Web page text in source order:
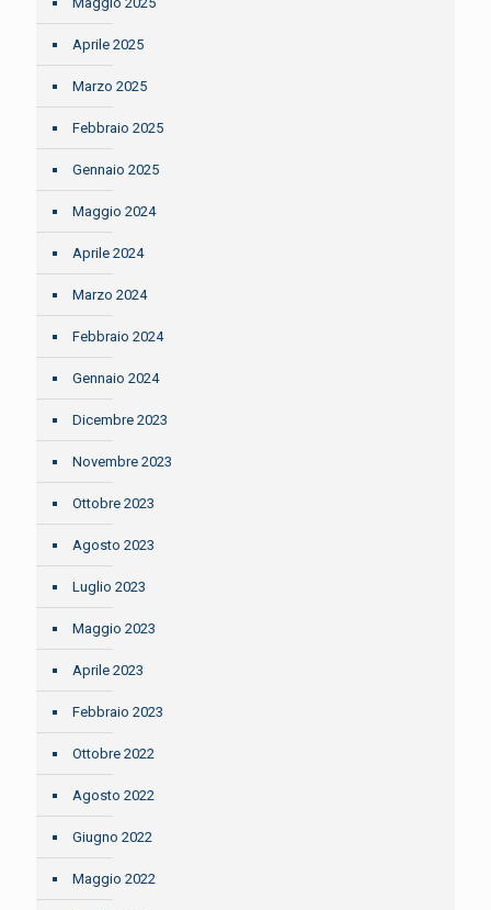
Aprile 2025
Marzo 2025
Febbraio 2025
Gennaio 2025
Maggio 2024
Aprile 2024
Marzo 2024
Febbraio 2024
Gennaio 2024
Dicembre 2023
Novembre 2023
Ottobre 2023
Agosto 2023
Luglio 2023
Maggio 2023
Aprile 2023
Febbraio 2023
Ottobre 2022
Agosto 2022
Giugno 2022
Maggio 2022